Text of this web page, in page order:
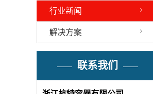
行业新闻
解决方案
联系我们